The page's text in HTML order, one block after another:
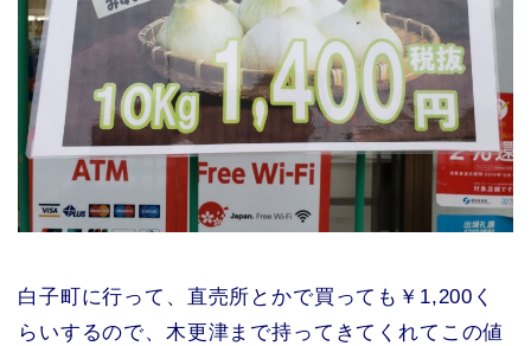
白子町に行って、直売所とかで買っても￥1,200く
らいするので、木更津まで持ってきてくれてこの値